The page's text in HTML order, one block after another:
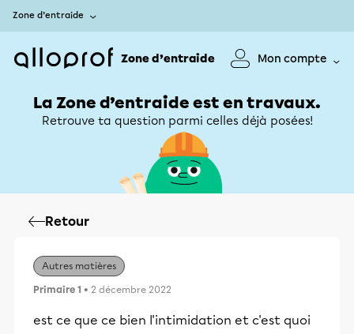
Zone d’entraide
Zone d’entraide Mon compte
La Zone d’entraide est en travaux.
Retrouve ta question parmi celles déjà posées!
Retour
Autres matières
Primaire 1 • 2 décembre 2022
est ce que ce bien l'intimidation et c'est quoi